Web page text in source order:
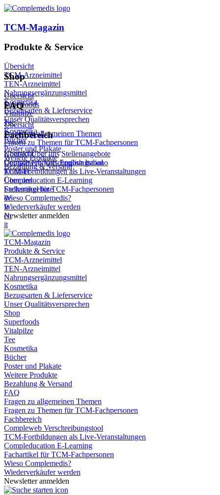
TCM-Magazin
Produkte & Service
Übersicht
TCM-Arzneimittel
TEN-Arzneimittel
Nahrungsergänzungsmittel
Kosmetika
Bezugsarten & Lieferservice
Unser Qualitätsversprechen
Shop
Übersicht
Superfoods
Vitalpilze
Tee
Kosmetika
Bücher
Poster und Plakate
Weitere Produkte
Bezahlung & Versand
FAQ
Übersicht
Fragen zu allgemeinen Themen
Fragen zu Themen für TCM-Fachpersonen
Fachbereich
Übersicht
Compleweb Verschreibungstool
TCM-Fortbildungen als Live-Veranstaltungen
Compleducation E-Learning
Fachartikel für TCM-Fachpersonen
Wieso Complemedis?
Wiederverkäufer werden
Newsletter anmelden
Kontakt Über uns Stellenangebote
DeutschFrançaisEnglishItaliano
Kontakt
Über uns
Stellenangebote
de
fr
en
it
TCM-Magazin
Produkte & Service
TCM-Arzneimittel
TEN-Arzneimittel
Nahrungsergänzungsmittel
Kosmetika
Bezugsarten & Lieferservice
Unser Qualitätsversprechen
Shop
Superfoods
Vitalpilze
Tee
Kosmetika
Bücher
Poster und Plakate
Weitere Produkte
Bezahlung & Versand
FAQ
Fragen zu allgemeinen Themen
Fragen zu Themen für TCM-Fachpersonen
Fachbereich
Compleweb Verschreibungstool
TCM-Fortbildungen als Live-Veranstaltungen
Compleducation E-Learning
Fachartikel für TCM-Fachpersonen
Wieso Complemedis?
Wiederverkäufer werden
Newsletter anmelden